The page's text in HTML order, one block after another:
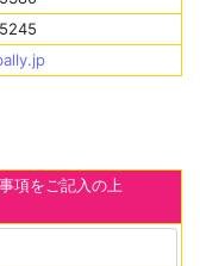
項をご記入の上